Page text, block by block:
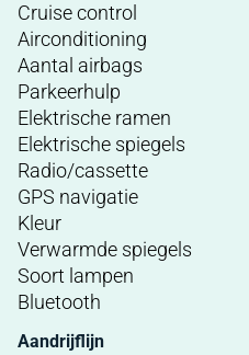
Cruise control
Airconditioning
Aantal airbags
Parkeerhulp
Elektrische ramen
Elektrische spiegels
Radio/cassette
GPS navigatie
Kleur
Verwarmde spiegels
Soort lampen
Bluetooth
Aandrijflijn